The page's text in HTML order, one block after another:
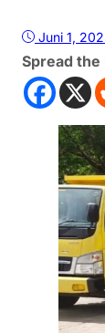
Juni 1,
Spread the